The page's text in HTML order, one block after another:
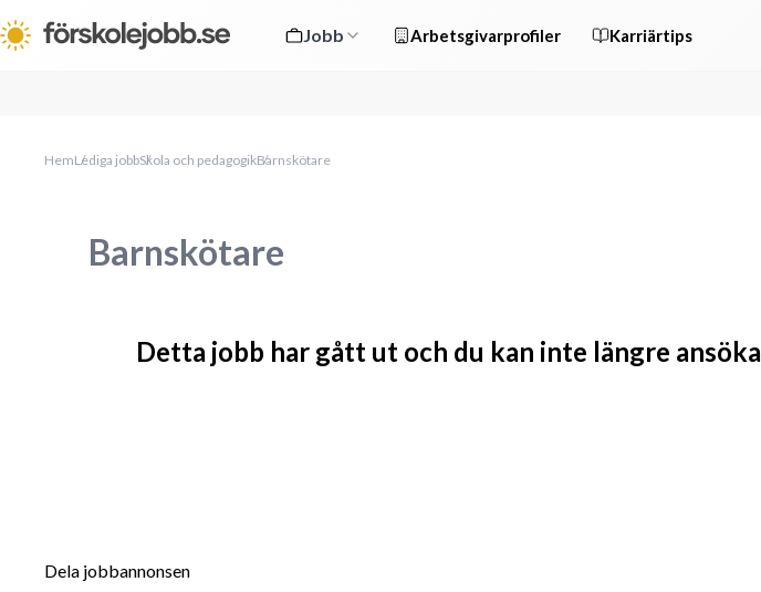
Jobb Arbetsgivarprofiler Karriärtips
HemLediga jobbSkola och pedagogikBarnskötare
Barnskötare
Detta jobb har gått ut och du kan inte längre ansöka
Dela jobbannonsen